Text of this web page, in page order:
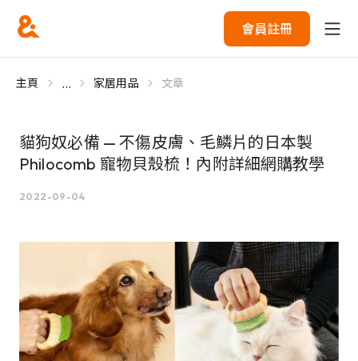
會員註冊
主頁 ... 家居用品 文章
貓狗奴必備 — 不傷皮膚、毛鱗片的日本製
Philocomb 寵物貝殼梳！內附詳細網購教學
2022-09-04